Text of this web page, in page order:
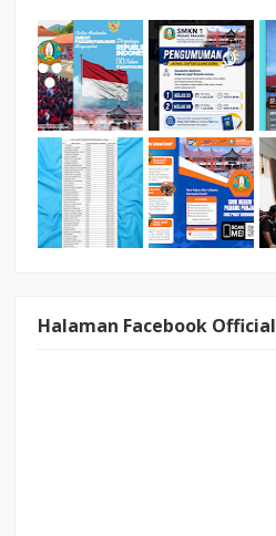
Halaman Facebook Official